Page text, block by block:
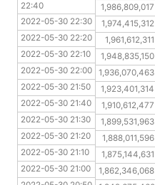
2022-05-30 22:30
1,986,809,017
2022-05-30 22:20
1,974,415,312
2022-05-30 22:10
1,961,612,311
2022-05-30 22:00
1,948,835,150
2022-05-30 21:50
1,936,070,463
2022-05-30 21:40
1,923,401,314
2022-05-30 21:30
1,910,612,477
2022-05-30 21:20
1,899,531,963
2022-05-30 21:10
1,888,011,596
2022-05-30 21:00
1,875,144,631
2022-05-30 20:50
1,862,346,068
22:40
2022-05-30 22:30
2022-05-30 22:20
2022-05-30 22:10
2022-05-30 22:00
2022-05-30 21:50
2022-05-30 21:40
2022-05-30 21:30
2022-05-30 21:20
2022-05-30 21:10
2022-05-30 21:00